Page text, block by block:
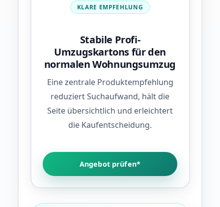
KLARE EMPFEHLUNG
Stabile Profi-
Umzugskartons für den
normalen Wohnungsumzug
Eine zentrale Produktempfehlung
reduziert Suchaufwand, hält die
Seite übersichtlich und erleichtert
die Kaufentscheidung.
Angebot prüfen*